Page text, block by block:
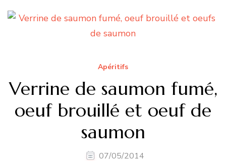
Apéritifs
Verrine de saumon fumé,
oeuf brouillé et oeuf de
saumon
07/05/2014